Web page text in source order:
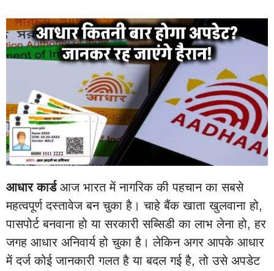
आधार कार्डआज भारत में नागरिक की पहचान का सबसे
महत्वपूर्ण दस्तावेज बन चुका है। चाहे बैंक खाता खुलवाना हो,
पासपोर्ट बनवाना हो या सरकारी सब्सिडी का लाभ लेना हो, हर
जगह आधार अनिवार्य हो चुका है। लेकिन अगर आपके आधार
में दर्ज कोई जानकारी गलत है या बदल गई है, तो उसे अपडेट